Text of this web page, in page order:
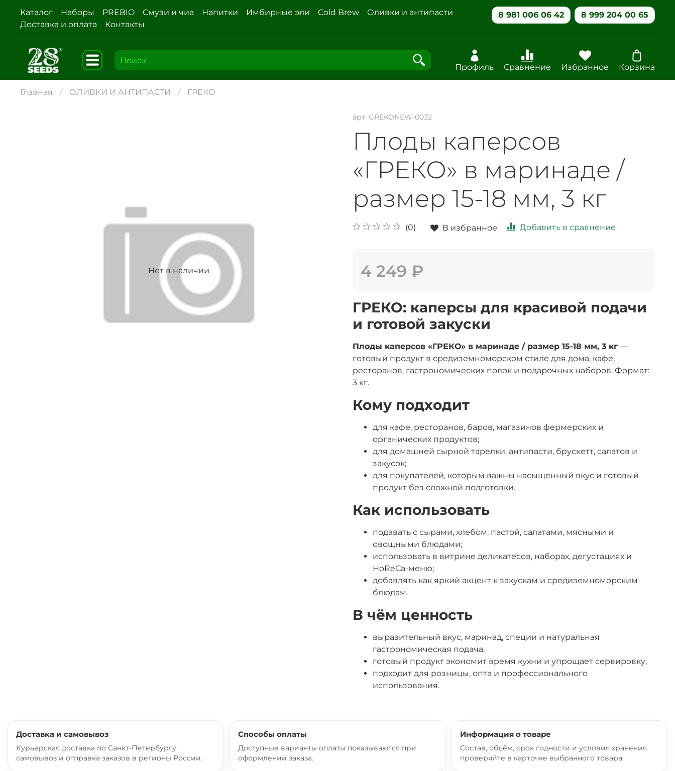
Каталог Наборы PREBIO Смузи и чиа Напитки Имбирные эли Cold Brew
Оливки и антипасти
Доставка и оплата
Контакты
8 981 006 06 42 8 999 204 00 65
Профиль Сравнение Избранное Корзина
Главная ОЛИВКИ И АНТИПАСТИ ГРЕКО
Нет в наличии
арт. GREKONEW-0032
Плоды каперсов
«ГРЕКО» в маринаде /
размер 15-18 мм, 3 кг
(0) В избранное Добавить в сравнение
4 249 ₽
ГРЕКО: каперсы для красивой подачи
и готовой закуски
Плоды каперсов «ГРЕКО» в маринаде / размер 15-18 мм, 3 кг —
готовый продукт в средиземноморском стиле для дома, кафе,
ресторанов, гастрономических полок и подарочных наборов. Формат:
3 кг.
Кому подходит
для кафе, ресторанов, баров, магазинов фермерских и
органических продуктов;
для домашней сырной тарелки, антипасти, брускетт, салатов и
закусок;
для покупателей, которым важны насыщенный вкус и готовый
продукт без сложной подготовки.
Как использовать
подавать с сырами, хлебом, пастой, салатами, мясными и
овощными блюдами;
использовать в витрине деликатесов, наборах, дегустациях и
HoReCa-меню;
добавлять как яркий акцент к закускам и средиземноморским
блюдам.
В чём ценность
выразительный вкус, маринад, специи и натуральная
гастрономическая подача;
готовый продукт экономит время кухни и упрощает сервировку;
подходит для розницы, опта и профессионального
использования.
Доставка и самовывоз
Курьерская доставка по Санкт-Петербургу,
самовывоз и отправка заказов в регионы России.
Способы оплаты
Доступные варианты оплаты показываются при
оформлении заказа.
Информация о товаре
Состав, объём, срок годности и условия хранения
проверяйте в карточке выбранного товара.